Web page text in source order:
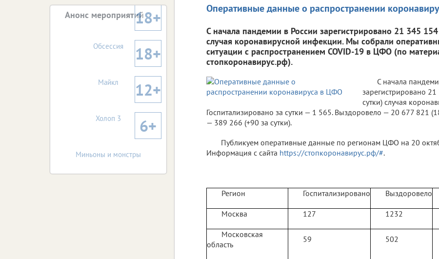
Оперативные данные о распространении
С начала пандемии в России зарегистрировано 21 345
случая коронавирусной инфекции. Мы собрали
ситуации с распространением COVID-19 в ЦФО (по
стопкоронавирус.рф).
С начала
зарегистрировано
сутки) случая
Госпитализировано за сутки — 1 565. Выздоровело — 20 677 821
— 389 266 (+90 за сутки).
Публикуем оперативные данные по регионам ЦФО на 20
Информация с сайта https://стопкоронавирус.рф/#.
Регион Госпитализировано Выздоровело
Москва 127 1232
Московская
область
59 502
Анонс мероприятий18+
Обсессия 18+
Майкл 12+
Холоп 3 6+
Миньоны и монстры